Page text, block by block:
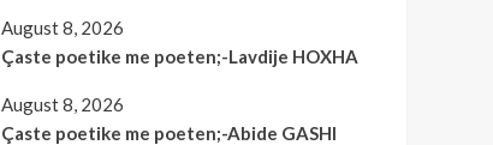
August 8, 2026
Çaste poetike me poeten;-Lavdije HOXHA
August 8, 2026
Çaste poetike me poeten;-Abide GASHI